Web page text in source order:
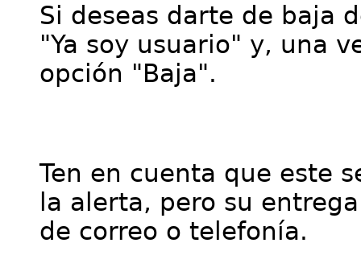
Si deseas darte de baja
"Ya soy usuario" y, una
opción "Baja".
Ten en cuenta que este
la alerta, pero su
de correo o telefonía.